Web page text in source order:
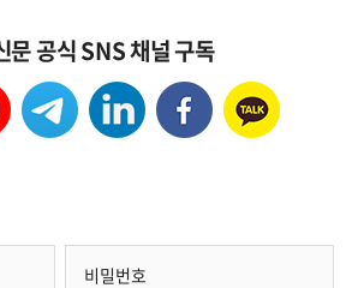
문 공식 SNS 채널 구독